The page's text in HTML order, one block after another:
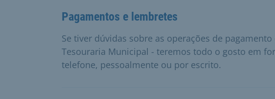
Pagamentos e lembretes
Se tiver dúvidas sobre as operações de
Tesouraria Municipal - teremos todo o gosto em
telefone, pessoalmente ou por escrito.